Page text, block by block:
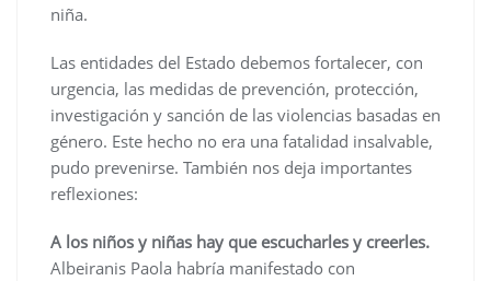
niña.
Las entidades del Estado debemos fortalecer, con
urgencia, las medidas de prevención, protección,
investigación y sanción de las violencias basadas en
género. Este hecho no era una fatalidad insalvable,
pudo prevenirse. También nos deja importantes
reflexiones:
A los niños y niñas hay que escucharles y creerles.
Albeiranis Paola habría manifestado con